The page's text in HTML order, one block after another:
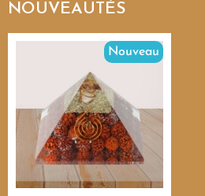
NOUVEAUTÉS
Nouveau